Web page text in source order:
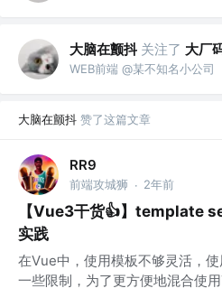
大脑在颤抖 关注了 大厂
WEB前端 @某不知名小公司
大脑在颤抖 赞了这篇文章
RR9
前端攻城狮 · 2年前
【Vue3干货👍】template
实践
在Vue中，使用模板不够灵活，
一些限制，为了更方便地混合使